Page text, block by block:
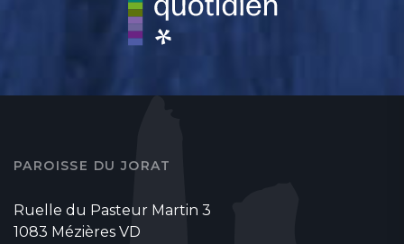
PAROISSE DU JORAT
Ruelle du Pasteur Martin 3
1083 Mézières VD